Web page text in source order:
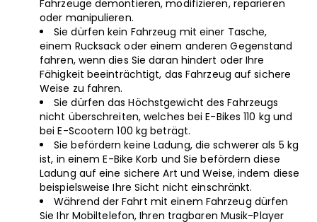
Fahrzeuge demontieren, modifizieren, reparieren
oder manipulieren.
Sie dürfen kein Fahrzeug mit einer Tasche,
einem Rucksack oder einem anderen Gegenstand
fahren, wenn dies Sie daran hindert oder Ihre
Fähigkeit beeinträchtigt, das Fahrzeug auf sichere
Weise zu fahren.
Sie dürfen das Höchstgewicht des Fahrzeugs
nicht überschreiten, welches bei E-Bikes 110 kg und
bei E-Scootern 100 kg beträgt.
Sie befördern keine Ladung, die schwerer als 5 kg
ist, in einem E-Bike Korb und Sie befördern diese
Ladung auf eine sichere Art und Weise, indem diese
beispielsweise Ihre Sicht nicht einschränkt.
Während der Fahrt mit einem Fahrzeug dürfen
Sie Ihr Mobiltelefon, Ihren tragbaren Musik-Player